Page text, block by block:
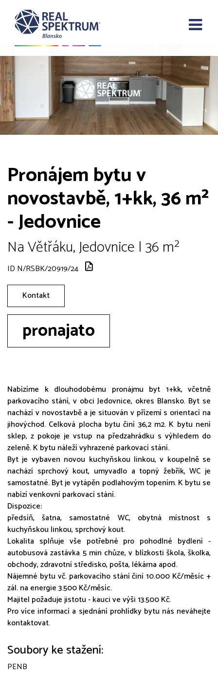
Pronájem bytu v
novostavbě, 1+kk, 36 m²
- Jedovnice
Na Větřáku, Jedovnice | 36 m²
ID N/RSBK/20919/24
Kontakt
pronajato
Nabízíme k dlouhodobému pronájmu byt 1+kk, včetně
parkovacího stání, v obci Jedovnice, okres Blansko. Byt se
nachází v novostavbě a je situován v přízemí s orientací na
jihovýchod. Celková plocha bytu činí 36,2 m2. K bytu není
sklep, z pokoje je vstup na předzahrádku s výhledem do
zeleně. K bytu náleží vyhrazené parkovací stání.
Byt je vybaven novou kuchyňskou linkou, v koupelně se
nachází sprchový kout, umyvadlo a topný žebřík, WC je
samostatné. Byt je vytápěn podlahovým topením. K bytu se
nabízí venkovní parkovací stání.
Dispozice:
předsíň, šatna, samostatné WC, obytná místnost s
kuchyňskou linkou, sprchový kout.
Lokalita splňuje vše potřebné pro pohodlné bydlení -
autobusová zastávka 5 min chůze, v blízkosti škola, školka,
obchody, zdravotní středisko, pošta, lékárna apod.
Nájemné bytu vč. parkovacího stání činí 10.000 Kč/měsíc +
zál. na energie 3.500 Kč/měsíc.
Majitel požaduje jistotu - kauci ve výši 13.500 Kč.
Pro více informací a sjednání prohlídky bytu nás neváhejte
kontaktovat.
Soubory ke stažení:
PENB